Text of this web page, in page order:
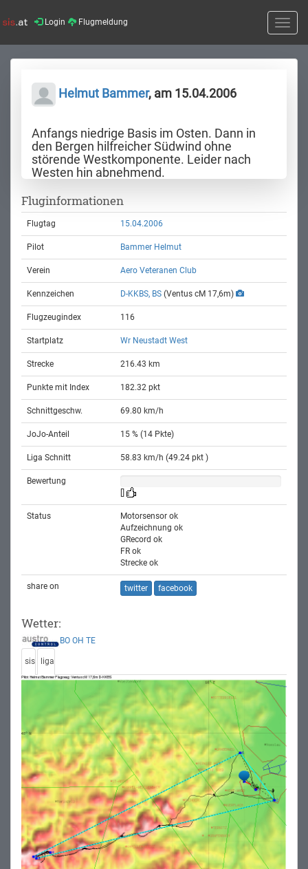
Login Flugmeldung
Toggle
Helmut Bammer, am 15.04.2006
Anfangs niedrige Basis im Osten. Dann in
den Bergen hilfreicher Südwind ohne
störende Westkomponente. Leider nach
Westen hin abnehmend.
Fluginformationen
Flugtag 15.04.2006
Pilot Bammer Helmut
Verein Aero Veteranen Club
Kennzeichen D-KKBS, BS (Ventus cM 17,6m)
Flugzeugindex 116
Startplatz Wr Neustadt West
Strecke 216.43 km
Punkte mit Index 182.32 pkt
Schnittgeschw. 69.80 km/h
JoJo-Anteil 15 % (14 Pkte)
Liga Schnitt 58.83 km/h (49.24 pkt )
Bewertung
Status
Motorsensor ok
Aufzeichnung ok
GRecord ok
FR ok
Strecke ok
share on twitter facebook
Wetter:
BO OH TE
sis liga